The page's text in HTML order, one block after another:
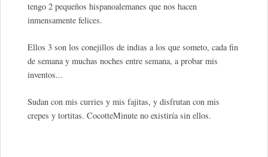
tengo 2 pequeños hispanoalemanes que nos hacen
inmensamente felices.
Ellos 3 son los conejillos de indias a los que someto, cada fin
de semana y muchas noches entre semana, a probar mis
inventos...
Sudan con mis curries y mis fajitas, y disfrutan con mis
crepes y tortitas. CocotteMinute no existiría sin ellos.